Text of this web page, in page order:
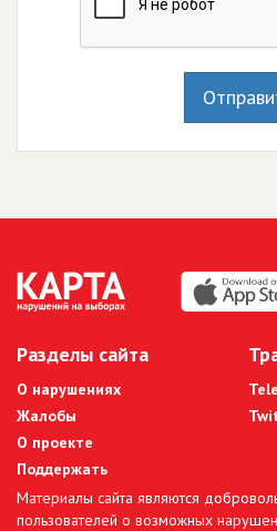
Разделы сайта
О нарушениях
Жалобы
О проекте
Поддержать
Материалы сайта являются
пользователей о возможных